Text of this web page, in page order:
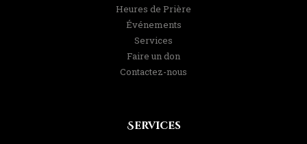
Heures de Prière
Événements
Services
Faire un don
Contactez-nous
Services